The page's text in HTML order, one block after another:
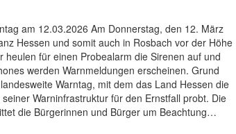
am 12.03.2026 Am Donnerstag, den 12. März
Hessen und somit auch in Rosbach vor der Höhe
heulen für einen Probealarm die Sirenen auf und
werden Warnmeldungen erscheinen. Grund
Warntag, mit dem das Land Hessen die
Warninfrastruktur für den Ernstfall probt. Die
die Bürgerinnen und Bürger um Beachtung…